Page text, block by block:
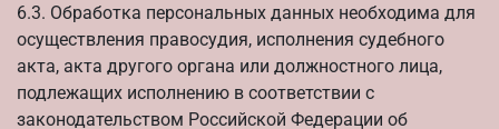
6.3. Обработка персональных данных необходима для
осуществления правосудия, исполнения судебного
акта, акта другого органа или должностного лица,
подлежащих исполнению в соответствии с
законодательством Российской Федерации об